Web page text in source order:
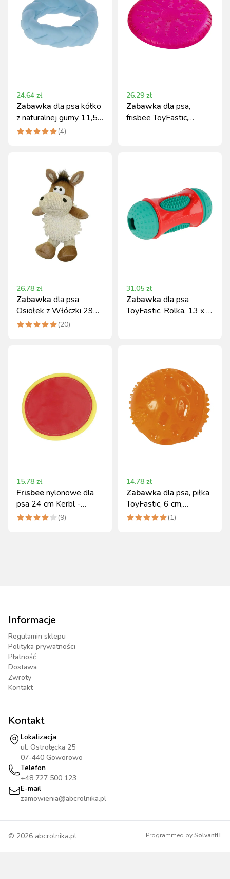
24.64 zł
Zabawka dla psa kółko
z naturalnej gumy 11,5
cm Kerbl niebieska
(4)
26.29 zł
Zabawka dla psa,
frisbee ToyFastic,
26.78 zł
Zabawka dla psa
Osiołek z Włóczki 29
cm Kerbl
(20)
31.05 zł
Zabawka dla psa
ToyFastic, Rolka, 13 x 6
15.78 zł
Frisbeenylonowe dla
psa 24 cm Kerbl -
trwała zabawka
(9)
14.78 zł
Zabawka dla psa, piłka
ToyFastic, 6 cm,
pomarańczowa, Kerbl
(1)
Informacje
Regulamin sklepu
Polityka prywatności
Płatność
Dostawa
Zwroty
Kontakt
Kontakt
Lokalizacja
ul. Ostrołęcka 25
07-440 Goworowo
Telefon
+48 727 500 123
E-mail
zamowienia@abcrolnika.pl
© 2026 abcrolnika.pl Programmed bySolvantIT